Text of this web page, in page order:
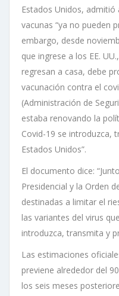
Estados Unidos,
vacunas “ya no pueden
embargo, desde
que ingrese a los EE.
regresan a casa, debe
vacunación contra el
(Administración de
estaba renovando la
Covid-19 se introduzca,
Estados Unidos”.
El documento dice:
Presidencial y la Orden
destinadas a limitar el
las variantes del virus
introduzca, transmita y
Las estimaciones
previene alrededor del
los seis meses